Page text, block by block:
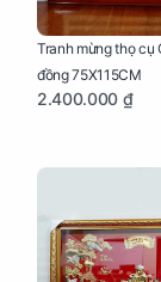
Tranh mừng thọ cụ
đồng 75X115CM
2.400.000 ₫